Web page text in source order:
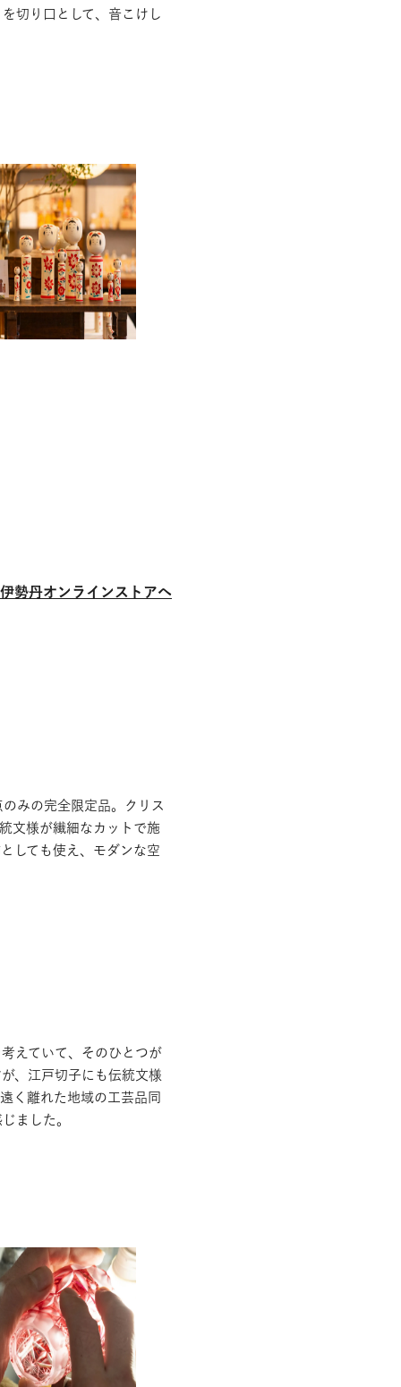
切り口として、音こけし
勢丹オンラインストアへ
みの完全限定品。クリス
文様が繊細なカットで施
しても使え、モダンな空
えていて、そのひとつが
、江戸切子にも伝統文様
く離れた地域の工芸品同
ました。